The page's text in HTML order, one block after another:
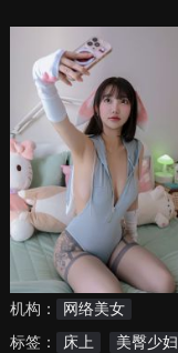
机构：
网络美女
标签：
床上
美臀少妇